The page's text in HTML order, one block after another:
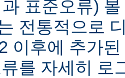
표준오류)
전통적으로
이후에 추가
를 자세히 로